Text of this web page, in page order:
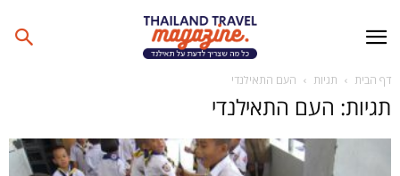
דף הבית תגיות העם התאילנדי
תגיות: העם התאילנדי